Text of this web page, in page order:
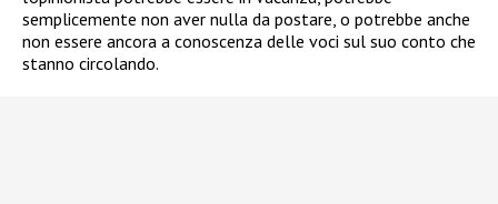
semplicemente non aver nulla da postare, o potrebbe anche
non essere ancora a conoscenza delle voci sul suo conto che
stanno circolando.